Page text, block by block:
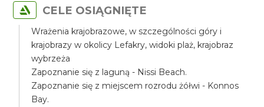
CELE OSIĄGNIĘTE
Wrażenia krajobrazowe, w szczególności góry i
krajobrazy w okolicy Lefakry, widoki plaż, krajobraz
wybrzeża
Zapoznanie się z laguną - Nissi Beach.
Zapoznanie się z miejscem rozrodu żółwi - Konnos
Bay.